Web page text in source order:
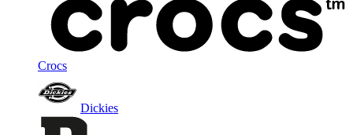
Crocs
Dickies